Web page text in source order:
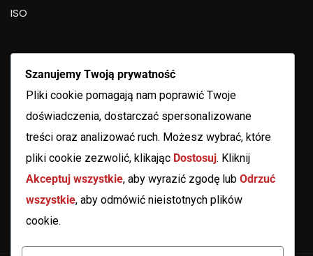
ISO
Szanujemy Twoją prywatność
Pliki cookie pomagają nam poprawić Twoje
doświadczenia, dostarczać spersonalizowane
treści oraz analizować ruch. Możesz wybrać, które
pliki cookie zezwolić, klikając Dostosuj. Kliknij
Akceptuj wszystkie, aby wyrazić zgodę lub Odrzuć
wszystkie, aby odmówić nieistotnych plików
cookie.